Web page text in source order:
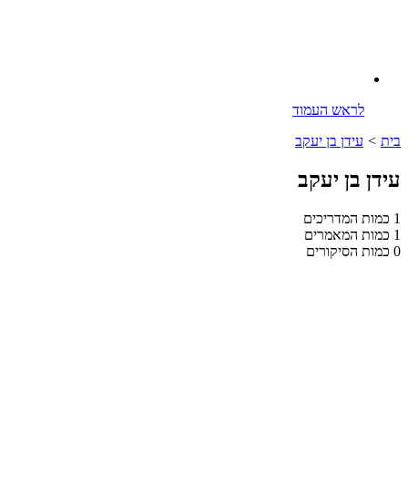
לראש העמוד
בית > עידן בן יעקב
עידן בן יעקב
1 כמות המדריכים
1 כמות המאמרים
0 כמות הסיקורים